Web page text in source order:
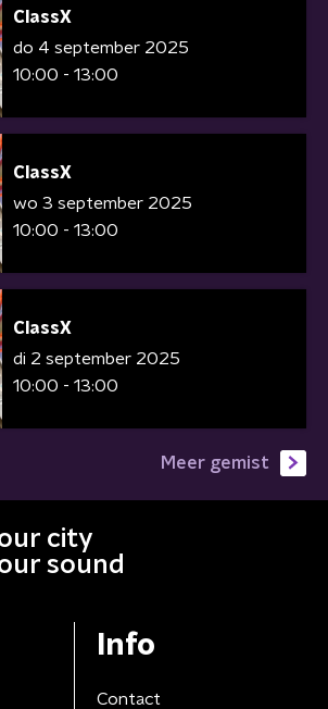
ClassX
do 4 september 2025
10:00 - 13:00
ClassX
wo 3 september 2025
10:00 - 13:00
ClassX
di 2 september 2025
10:00 - 13:00
Meer gemist
city
sound
Info
Contact